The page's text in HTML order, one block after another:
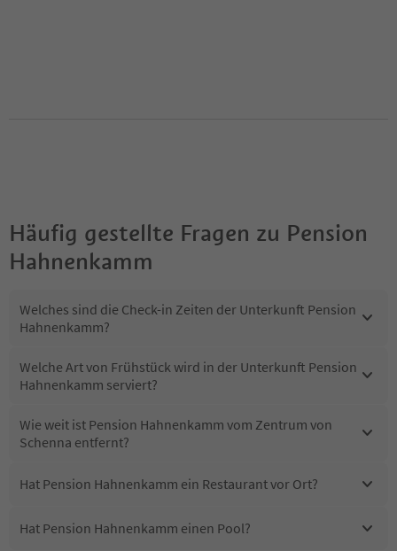
Häufig gestellte Fragen zu Pension
Hahnenkamm
Welches sind die Check-in Zeiten der Unterkunft Pension
Hahnenkamm?
Welche Art von Frühstück wird in der Unterkunft Pension
Hahnenkamm serviert?
Wie weit ist Pension Hahnenkamm vom Zentrum von
Schenna entfernt?
Hat Pension Hahnenkamm ein Restaurant vor Ort?
Hat Pension Hahnenkamm einen Pool?